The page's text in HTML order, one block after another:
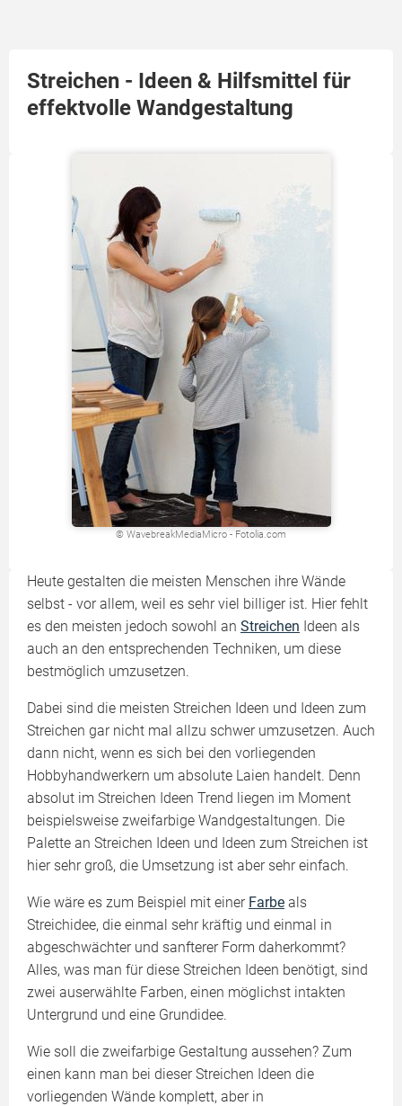
Streichen - Ideen & Hilfsmittel für
effektvolle Wandgestaltung
© WavebreakMediaMicro - Fotolia.com
Heute gestalten die meisten Menschen ihre Wände
selbst - vor allem, weil es sehr viel billiger ist. Hier fehlt
es den meisten jedoch sowohl an Streichen Ideen als
auch an den entsprechenden Techniken, um diese
bestmöglich umzusetzen.
Dabei sind die meisten Streichen Ideen und Ideen zum
Streichen gar nicht mal allzu schwer umzusetzen. Auch
dann nicht, wenn es sich bei den vorliegenden
Hobbyhandwerkern um absolute Laien handelt. Denn
absolut im Streichen Ideen Trend liegen im Moment
beispielsweise zweifarbige Wandgestaltungen. Die
Palette an Streichen Ideen und Ideen zum Streichen ist
hier sehr groß, die Umsetzung ist aber sehr einfach.
Wie wäre es zum Beispiel mit einer Farbe als
Streichidee, die einmal sehr kräftig und einmal in
abgeschwächter und sanfterer Form daherkommt?
Alles, was man für diese Streichen Ideen benötigt, sind
zwei auserwählte Farben, einen möglichst intakten
Untergrund und eine Grundidee.
Wie soll die zweifarbige Gestaltung aussehen? Zum
einen kann man bei dieser Streichen Ideen die
vorliegenden Wände komplett, aber in